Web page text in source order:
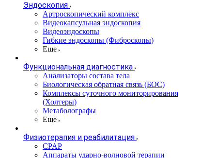
Эндоскопия
Артроскопический комплекс
Видеокапсульная эндоскопия
Видеоэндоскопы
Гибкие эндоскопы (Фиброcкопы)
Еще
Функциональная диагностика
Анализаторы состава тела
Биологическая обратная связь (БОС)
Комплексы суточного мониторирования
(Холтеры)
Метаболографы
Еще
Физиотерапия и реабилитация
CPAP
Аппараты ударно-волновой терапии